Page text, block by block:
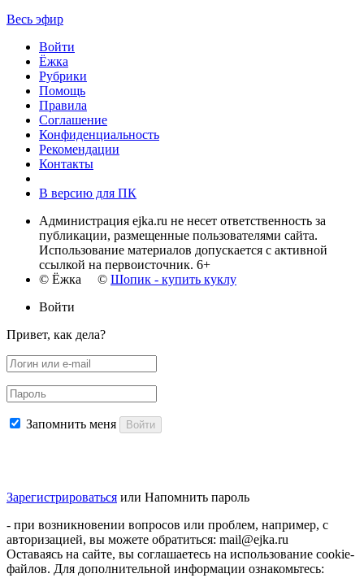
Весь эфир
Войти
Ёжка
Рубрики
Помощь
Правила
Соглашение
Конфиденциальность
Рекомендации
Контакты
В версию для ПК
Администрация ejka.ru не несет ответственность за
публикации, размещенные пользователями сайта.
Использование материалов допускается с активной
ссылкой на первоисточник. 6+
© Ёжка © Шопик - купить куклу
Войти
Привет, как дела?
Запомнить меня Войти
Зарегистрироваться или Напомнить пароль
- при возникновении вопросов или проблем, например, с
авторизацией, вы можете обратиться: mail@ejka.ru
Оставаясь на сайте, вы соглашаетесь на использование cookie-
файлов. Для дополнительной информации ознакомьтесь: